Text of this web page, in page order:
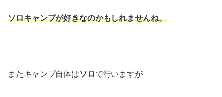
ソロキャンプが好きなのかもしれませんね。
またキャンプ自体はソロで行いますが